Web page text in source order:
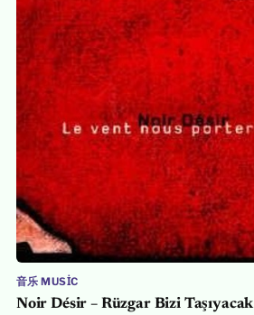
音乐 MUSIC
Noir Désir – Rüzgar Bizi